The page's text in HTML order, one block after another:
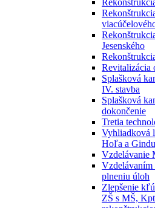
Jesenského
Revitalizácia
Splašková
IV. stavba
Splašková
dokončenie
Tretia
Vyhliadková
Hoľa a
Vzdelávanie
Vzdelávaním
plneniu úloh
Zlepšenie
ZŠ s MŠ,